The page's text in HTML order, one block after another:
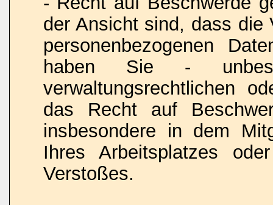
der Ansicht sind, dass die
personenbezogenen
haben Sie -
verwaltungsrechtlichen
das Recht auf
insbesondere in dem
Ihres Arbeitsplatzes
Verstoßes.